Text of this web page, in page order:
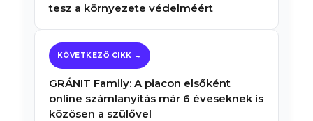
tesz a környezete védelméért
GRÁNIT Family: A piacon elsőként
online számlanyitás már 6 éveseknek is
közösen a szülővel